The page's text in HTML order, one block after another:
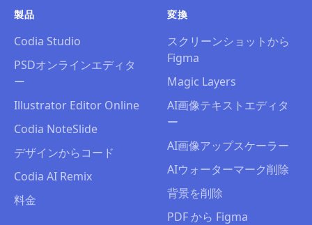
製品
Codia Studio
PSDオンラインエディタ
ー
Illustrator Editor Online
Codia NoteSlide
デザインからコード
Codia AI Remix
料金
変換
スクリーンショットから
Figma
Magic Layers
AI画像テキストエディタ
ー
AI画像アップスケーラー
AIウォーターマーク削除
背景を削除
PDF から Figma